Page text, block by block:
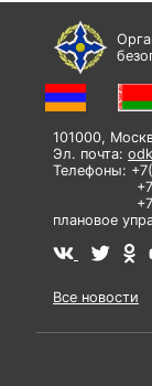
101000,
Эл. почта:
Телефоны:
+7(495)
плановое
Все новости